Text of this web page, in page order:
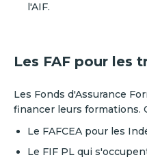
l'AIF.
Les FAF pour les
Les Fonds d'Assurance
financer leurs formations.
Le FAFCEA pour les
Le FIF PL qui